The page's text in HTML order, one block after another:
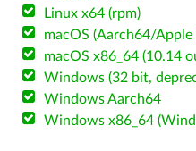
Linux x64 (rpm)
macOS (Aarch64/Apple
macOS x86_64 (10.14
Windows (32 bit,
Windows Aarch64
Windows x86_64